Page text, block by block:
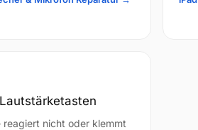
reagiert nicht oder klemmt